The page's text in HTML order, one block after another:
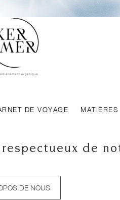
DE VOYAGE
de
DE NOUS